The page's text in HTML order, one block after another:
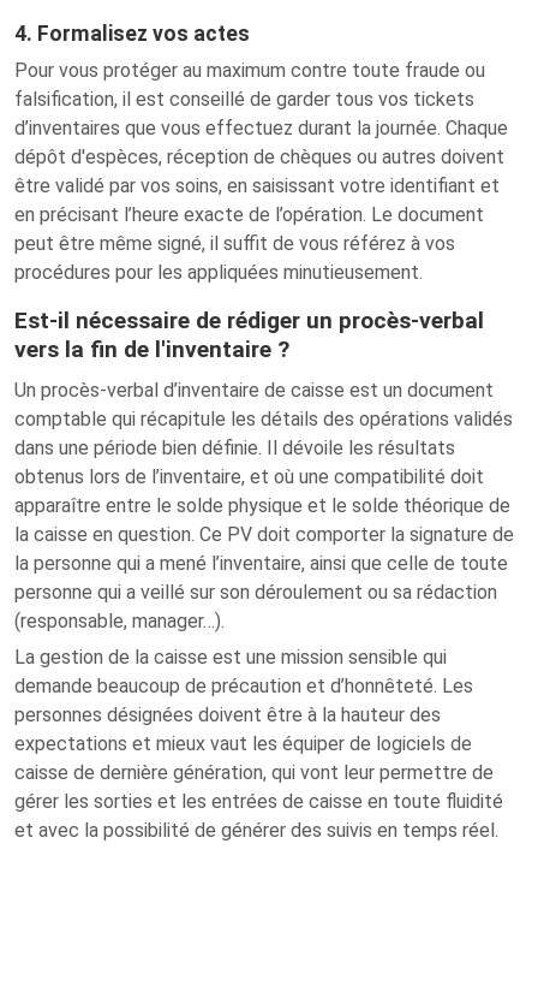
4. Formalisez vos actes
Pour vous protéger au maximum contre toute fraude ou
falsification, il est conseillé de garder tous vos tickets
d’inventaires que vous effectuez durant la journée. Chaque
dépôt d'espèces, réception de chèques ou autres doivent
être validé par vos soins, en saisissant votre identifiant et
en précisant l’heure exacte de l’opération. Le document
peut être même signé, il suffit de vous référez à vos
procédures pour les appliquées minutieusement.
Est-il nécessaire de rédiger un procès-verbal
vers la fin de l'inventaire ?
Un procès-verbal d’inventaire de caisse est un document
comptable qui récapitule les détails des opérations validés
dans une période bien définie. Il dévoile les résultats
obtenus lors de l’inventaire, et où une compatibilité doit
apparaître entre le solde physique et le solde théorique de
la caisse en question. Ce PV doit comporter la signature de
la personne qui a mené l’inventaire, ainsi que celle de toute
personne qui a veillé sur son déroulement ou sa rédaction
(responsable, manager…).
La gestion de la caisse est une mission sensible qui
demande beaucoup de précaution et d’honnêteté. Les
personnes désignées doivent être à la hauteur des
expectations et mieux vaut les équiper de logiciels de
caisse de dernière génération, qui vont leur permettre de
gérer les sorties et les entrées de caisse en toute fluidité
et avec la possibilité de générer des suivis en temps réel.